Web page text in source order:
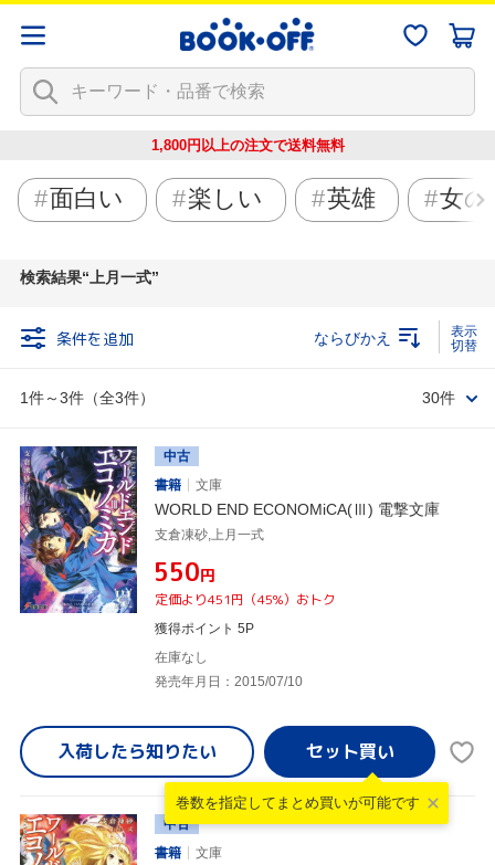
1,800円以上の注文で送料無料
面白い 楽しい 英雄 女の
検索結果 上月一式
条件を追加
1件～3件（全3件）
ならびかえ
30件
中古
書籍
文庫
WORLD END ECONOMiCA(Ⅲ) 電撃文庫
支倉凍砂,上月一式
¥550円
定価より451円（45%）おトク
獲得ポイント 5P
在庫なし
発売年月日：2015/07/10
入荷したら知りたい
巻数を指定して まとめ買いが可能です
中古
書籍
文庫